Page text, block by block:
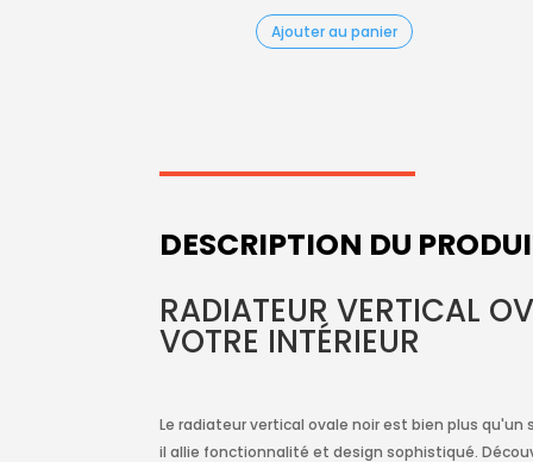
prix
initial
prix
actuel
Ajouter au panier
DESCRIPTION DU
RADIATEUR VERTICAL
VOTRE INTÉRIEUR
Le radiateur vertical ovale noir est bien plus
il allie fonctionnalité et design sophistiqué.